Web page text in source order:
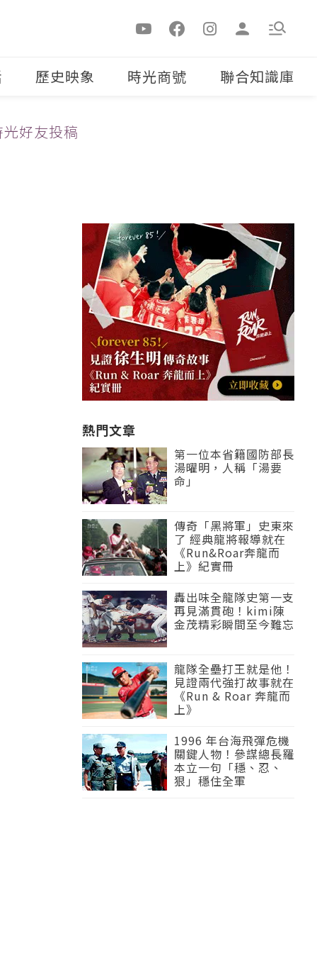
歷史映象 時光商號 聯合知識庫
光好友投稿
熱門文章
第一位本省籍國防部長
湯曜明，人稱「湯要
命」
傳奇「黑將軍」史東來
了 經典龍將報導就在
《Run&Roar奔龍而
上》紀實冊
轟出味全龍隊史第一支
再見滿貫砲！kimi陳
金茂精彩瞬間至今難忘
龍隊全壘打王就是他！
見證兩代強打故事就在
《Run & Roar 奔龍而
上》
1996 年台海飛彈危機
關鍵人物！參謀總長羅
本立一句「穩、忍、
狠」穩住全軍